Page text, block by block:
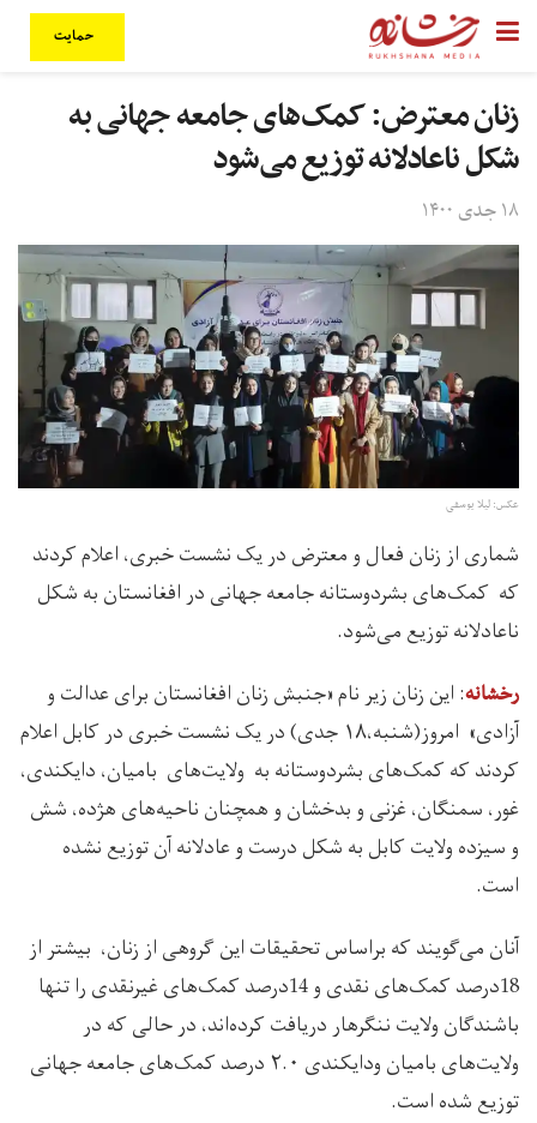
حمایت
زنان معترض: کمک‌های جامعه جهانی به
شکل ناعادلانه توزیع می‌شود
۱۸ جدی ۱۴۰۰
عکس:‌ لیلا یوسفی
شماری از زنان فعال و معترض در یک نشست خبری، اعلام کردند
که کمک‌های بشردوستانه جامعه جهانی در افغانستان به شکل
ناعادلانه توزیع می‌شود.
رخشانه: این زنان زیر نام «جنبش زنان افغانستان برای عدالت و
آزادی»‌ امروز(شنبه،۱۸ جدی) در یک نشست خبری در کابل اعلام
کردند که کمک‌های بشردوستانه به ولایت‌های بامیان، دایکندی،
غور، سمنگان، غزنی و بدخشان و همچنان ناحیه‌های هژده، شش
و سیزده ولایت کابل به شکل درست و عادلانه آن توزیع نشده
است.
آنان می‌گویند که براساس تحقیقات این گروهی از زنان، بیشتر از
18درصد کمک‌های نقدی و 14درصد کمک‌های غیرنقدی را تنها
باشندگان ولایت ننگرهار دریافت کرده‌اند، در حالی که در
ولایت‌های بامیان ودایکندی ۲.۰ درصد کمک‌های جامعه جهانی
توزیع شده است.